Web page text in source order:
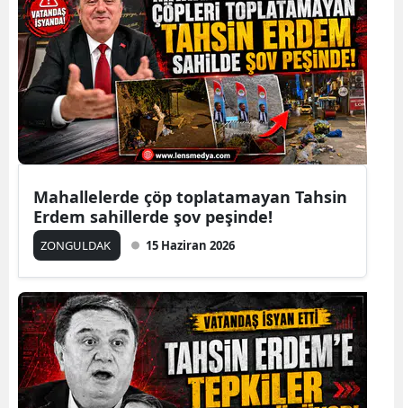
Mahallelerde çöp toplatamayan Tahsin
Erdem sahillerde şov peşinde!
ZONGULDAK 15 Haziran 2026